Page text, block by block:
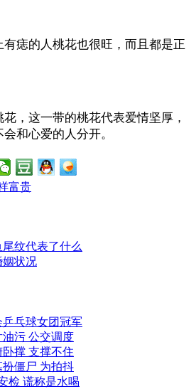
痣的人桃花也很旺，而且都是正
，这一带的桃花代表爱情坚厚，
和心爱的人分开。
富贵
纹代表了什么
姻状况
乓球女团冠军
污 公交调度
撑 支撑不住
僵尸 为拍抖
检 谎称是水喝